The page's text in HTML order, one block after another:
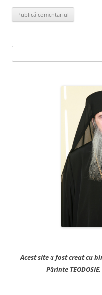
după:
Acest site a fost creat cu
Părinte